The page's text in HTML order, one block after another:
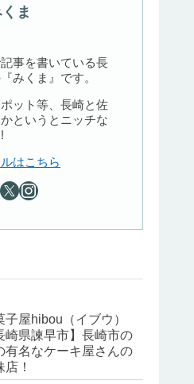
ま
事を書いている長
みくま』です。
ット等、長崎と佐
というとニッチな
はこちら
子屋hibou（イブウ）
崎県諫早市】長崎市の
有名なケーキ屋さんの
店！